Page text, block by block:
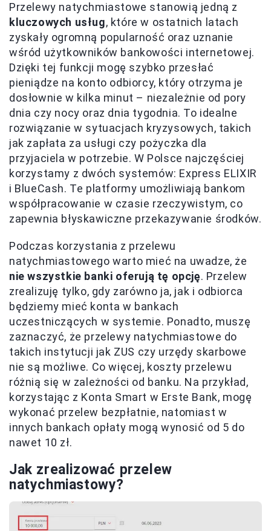
Przelewy natychmiastowe stanowią jedną z
kluczowych usług, które w ostatnich latach
zyskały ogromną popularność oraz uznanie
wśród użytkowników bankowości internetowej.
Dzięki tej funkcji mogę szybko przesłać
pieniądze na konto odbiorcy, który otrzyma je
dosłownie w kilka minut – niezależnie od pory
dnia czy nocy oraz dnia tygodnia. To idealne
rozwiązanie w sytuacjach kryzysowych, takich
jak zapłata za usługi czy pożyczka dla
przyjaciela w potrzebie. W Polsce najczęściej
korzystamy z dwóch systemów: Express ELIXIR
i BlueCash. Te platformy umożliwiają bankom
współpracowanie w czasie rzeczywistym, co
zapewnia błyskawiczne przekazywanie środków.
Podczas korzystania z przelewu
natychmiastowego warto mieć na uwadze, że
nie wszystkie banki oferują tę opcję. Przelew
zrealizuję tylko, gdy zarówno ja, jak i odbiorca
będziemy mieć konta w bankach
uczestniczących w systemie. Ponadto, muszę
zaznaczyć, że przelewy natychmiastowe do
takich instytucji jak ZUS czy urzędy skarbowe
nie są możliwe. Co więcej, koszty przelewu
różnią się w zależności od banku. Na przykład,
korzystając z Konta Smart w Erste Bank, mogę
wykonać przelew bezpłatnie, natomiast w
innych bankach opłaty mogą wynosić od 5 do
nawet 10 zł.
Jak zrealizować przelew
natychmiastowy?